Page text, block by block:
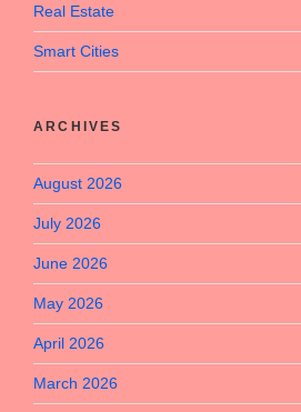
Real Estate
Smart Cities
ARCHIVES
August 2026
July 2026
June 2026
May 2026
April 2026
March 2026